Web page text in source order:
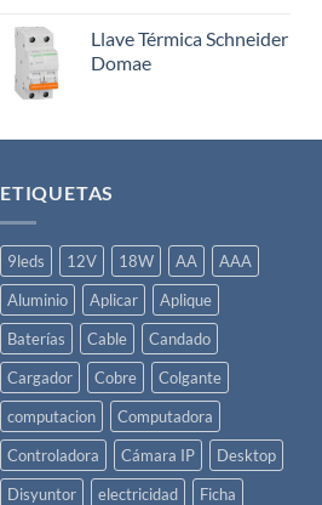
Llave Térmica Schneider
Domae
ETIQUETAS
9leds 12V 18W AA
AAA
Aluminio
Aplicar
Aplique
Baterías
Cable
Candado
Cargador
Cobre
Colgante
computacion
Computadora
Controladora
Cámara IP
Desktop
Disyuntor
electricidad Ficha